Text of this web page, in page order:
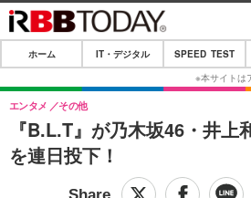
ホーム
IT・デジタル
IT・デジタルTOP
SPEED TEST
ホーム IT・デジタル SPEED TEST
『B.L.T』が乃木坂46・井上
を連日投下！
エンタメ その他